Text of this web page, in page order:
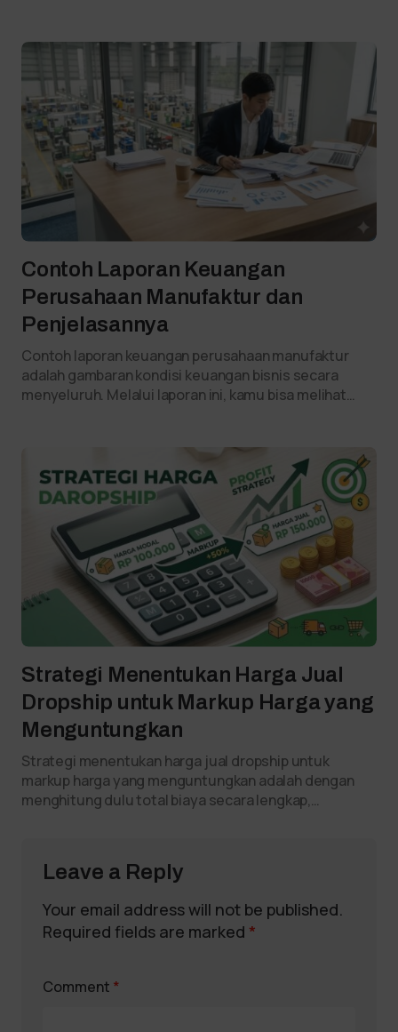
Contoh Laporan Keuangan
Perusahaan Manufaktur dan
Penjelasannya
Contoh laporan keuangan perusahaan manufaktur
adalah gambaran kondisi keuangan bisnis secara
menyeluruh. Melalui laporan ini, kamu bisa melihat…
Strategi Menentukan Harga Jual
Dropship untuk Markup Harga yang
Menguntungkan
Strategi menentukan harga jual dropship untuk
markup harga yang menguntungkan adalah dengan
menghitung dulu total biaya secara lengkap,…
Leave a Reply
Your email address will not be published.
Required fields are marked *
Comment *